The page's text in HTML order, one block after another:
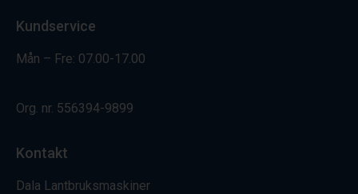
Kundservice
Mån – Fre: 07.00-17.00
Org. nr. 556394-9899
Kontakt
Dala Lantbruksmaskiner